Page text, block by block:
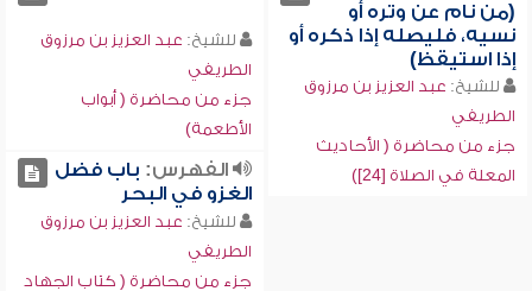
(من نام عن وتره أو
نسيه، فليصله إذا ذكره أو
إذا استيقظ)
للشيخ: عبد العزيز بن مرزوق
الطريفي
جزء من محاضرة ( الأحاديث
المعلة في الصلاة [24])
للشيخ: عبد العزيز بن مرزوق
الطريفي
جزء من محاضرة ( أبواب
الأطعمة)
الفهرس: باب فضل
الغزو في البحر
للشيخ: عبد العزيز بن مرزوق
الطريفي
جزء من محاضرة ( كتاب الجهاد